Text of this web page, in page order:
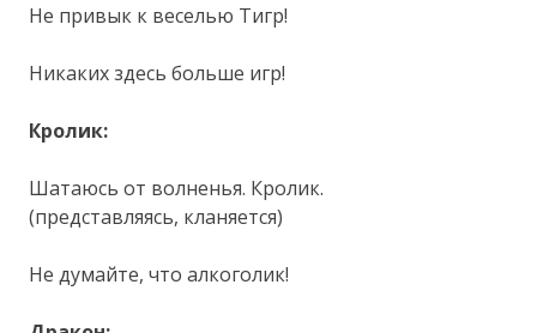
Не привык к веселью Тигр!
Никаких здесь больше игр!
Кролик:
Шатаюсь от волненья. Кролик.
(представляясь, кланяется)
Не думайте, что алкоголик!